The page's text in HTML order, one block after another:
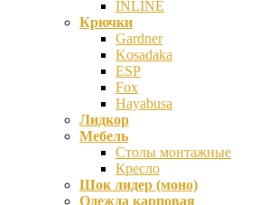
INLINE
Крючки
Gardner
Kosadaka
ESP
Fox
Hayabusa
Лидкор
Мебель
Столы монтажные
Кресло
Шок лидер (моно)
Одежда карповая